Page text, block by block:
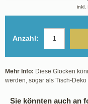
inkl.
Anzahl:
Mehr Info: Diese Glocken
werden, sogar als Tisch-
Sie könnten auch an